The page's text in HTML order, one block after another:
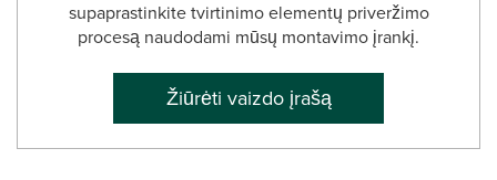
supaprastinkite tvirtinimo elementų priveržimo
procesą naudodami mūsų montavimo įrankį.
Žiūrėti vaizdo įrašą